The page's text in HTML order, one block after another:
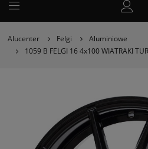
Alucenter Felgi
Aluminiowe
1059 B FELGI 16 4x100 WIATRAKI